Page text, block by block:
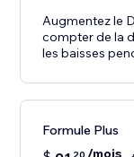
Augmentez le
compter de la
les baisses
Formule Plus
/mois